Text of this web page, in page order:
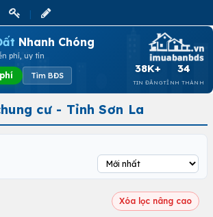
Nhanh Chóng
phí, uy tín
Tìm BĐS
38K+
TIN ĐĂNG
34
TỈNH THÀNH
cư - Tỉnh Sơn La
Xóa lọc nâng cao